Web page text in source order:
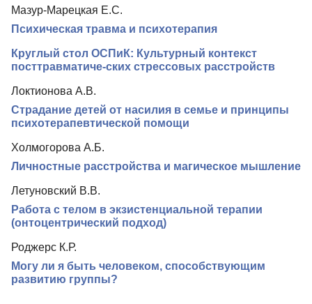
Контакты
Мазур-Марецкая Е.С.
Психическая травма и психотерапия
Круглый стол ОСПиК: Культурный контекст
посттравматиче-ских стрессовых расстройств
Локтионова А.В.
Страдание детей от насилия в семье и принципы
психотерапевтической помощи
Холмогорова А.Б.
Личностные расстройства и магическое мышление
Летуновский В.В.
Работа с телом в экзистенциальной терапии
(онтоцентрический подход)
Роджерс К.Р.
Могу ли я быть человеком, способствующим
развитию группы?